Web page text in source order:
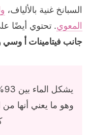
السبانخ غنية بالألياف،
المعوي. تحتوي أيضًا
جانب فيتامينات أ وسي
وهو ما يعني أنها من